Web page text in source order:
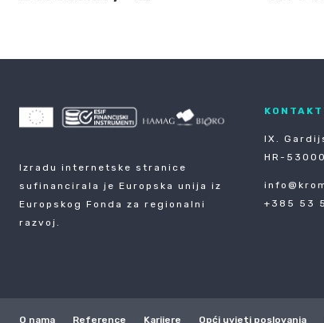
Izradu internetske stranice
sufinancirala je Europska unija iz
Europskog Fonda za regionalni
razvoj.
KONTAKT
IX.
HR-
+385 53
O nama Reference Karijere Opći uvjeti poslovanja